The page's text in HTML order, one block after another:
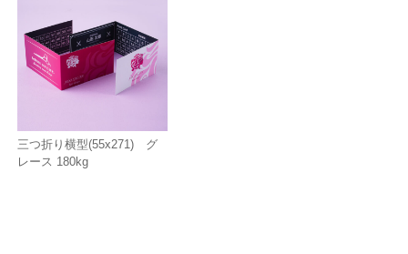
三つ折り横型(55x271) グ
レース 180kg